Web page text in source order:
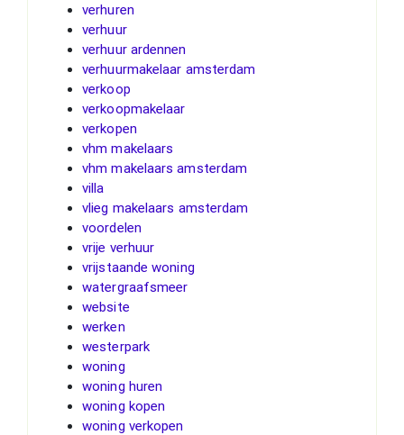
verhuren
verhuur
verhuur ardennen
verhuurmakelaar amsterdam
verkoop
verkoopmakelaar
verkopen
vhm makelaars
vhm makelaars amsterdam
villa
vlieg makelaars amsterdam
voordelen
vrije verhuur
vrijstaande woning
watergraafsmeer
website
werken
westerpark
woning
woning huren
woning kopen
woning verkopen